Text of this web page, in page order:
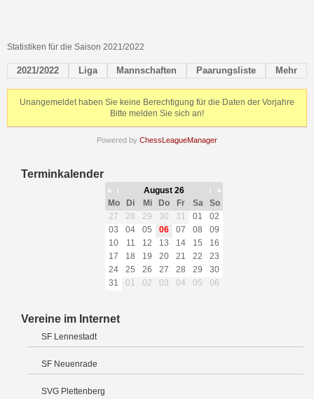
Statistiken für die Saison 2021/2022
2021/2022 Liga Mannschaften Paarungsliste Mehr
Unangemeldet haben Sie keine Berechtigung für die Daten der Vorjahre
Bitte melden Sie sich an!
Powered by ChessLeagueManager
Terminkalender
« ‹ August 26 ›
»
Mo
Di Mi Do Fr Sa
So
27
28 29 30 31 01
02
03
04 05 06 07 08
09
10
11 12 13 14 15
16
17
18 19 20 21 22
23
24
25 26 27 28 29
30
31
01 02 03 04 05 06
Vereine im Internet
SF Lennestadt
SF Neuenrade
SVG Plettenberg